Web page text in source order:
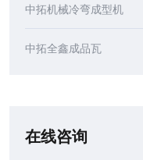
中拓机械冷弯成型机
中拓全鑫成品瓦
在线咨询